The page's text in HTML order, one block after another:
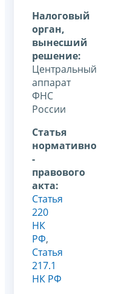
Налоговый
орган,
вынесший
решение:
Центральный
аппарат
ФНС
России
Статья
нормативно
-
правового
акта:
Статья
220
НК
РФ,
Статья
217.1
НК РФ